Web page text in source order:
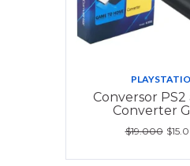
Conversor PS2
Converter
$19.000